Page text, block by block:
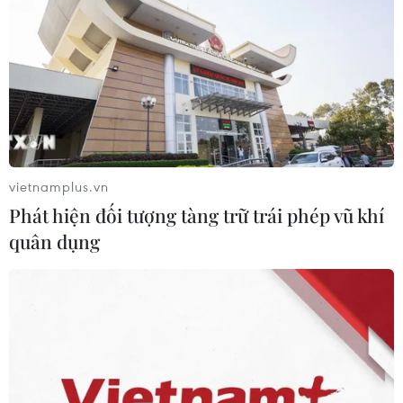
trăm người tiêu dùng Mỹ nhiễm
khuẩn Salmonella
07/08/2026 00:43
Bánh xèo tôm nhảy - món ăn phải
thử khi đến Quy Nhơn
Chưa có bằng chứng truyền máu trẻ
Xung đột Israel-Hamas: Ít nhất 300
vietnamplus.vn
Phát hiện đối tượng tàng trữ trái phép vũ khí
quân dụng